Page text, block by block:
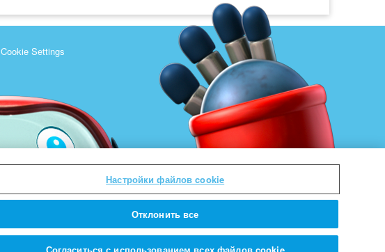
Cookie Settings
Настройки файлов cookie
Отклонить все